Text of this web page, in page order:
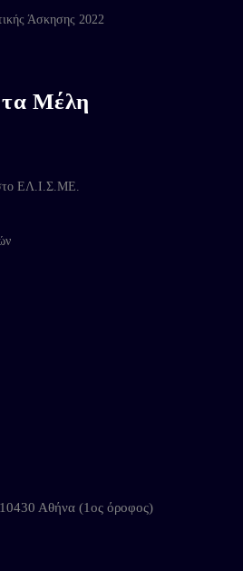
Άσκησης 2022
τα Μέλη
ΕΛ.Ι.Σ.ΜΕ.
Αθήνα (1ος όροφος)